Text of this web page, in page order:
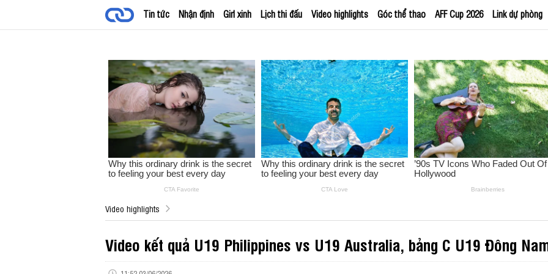
Tin tức Nhận định Girl xinh Lịch thi đấu Video highlights Góc thể thao AFF Cup 2026 Link dự phòng
Video highlights
Video kết quả U19 Philippines vs U19 Australia, bảng C U19 Đông